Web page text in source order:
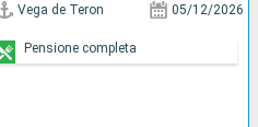
Vega de Teron 05/12/2026
Pensione completa